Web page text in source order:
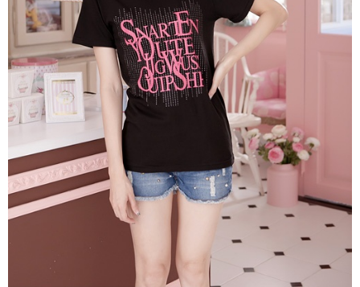
請求用戶進行身份認證。
５．嚴禁一人註冊多個帳號或使用他人資訊註冊。若發現惡意使用之情形，
恩沛科技股份有限公司將有權停止該用戶之使用額度並採取法律行動。